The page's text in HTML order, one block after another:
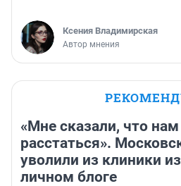
Ксения Владимирская
Автор мнения
«Мне сказали, что
расстаться».
уволили из клиники
личном блоге